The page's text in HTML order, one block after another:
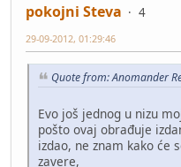
pokojni Steva
4
29-09-2012, 01:29:46
Quote from: Anomander
Evo još jednog u nizu
pošto ovaj obrađuje
izdao, ne znam kako će
zavere,